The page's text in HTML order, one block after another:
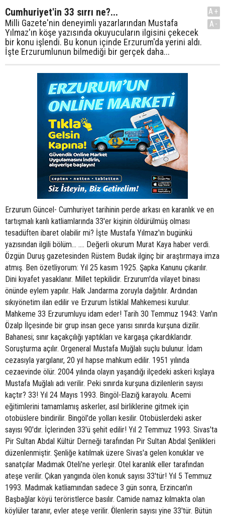
Cumhuriyet'in 33 sırrı ne?...
Milli Gazete'nin deneyimli yazarlarından Mustafa
Yılmaz'ın köşe yazısında okuyucuların ilgisini çekecek
bir konu işlendi. Bu konun içinde Erzurum'da yerini aldı.
İşte Erzurumlunun bilmediği bir gerçek daha...
A+
A-
Erzurum Güncel- Cumhuriyet tarihinin perde arkası en karanlık ve en
tartışmalı kanlı katliamlarında 33'er kişinin öldürülmüş olması
tesadüften ibaret olabilir mi? İşte Mustafa Yılmaz'ın bugünkü
yazısından ilgili bölüm... .... Değerli okurum Murat Kaya haber verdi.
Özgün Duruş gazetesinden Rüstem Budak ilginç bir araştırmaya imza
atmış. Ben özetliyorum: Yıl 25 kasım 1925. Şapka Kanunu çıkarılır.
Dini kıyafet yasaklanır. Millet tepkilidir. Erzurum'da vilayet binası
önünde eylem yapılır. Halk Jandarma zoruyla dağıtılır. Ardından
sıkıyönetim ilan edilir ve Erzurum İstiklal Mahkemesi kurulur.
Mahkeme 33 Erzurumluyu idam eder! Tarih 30 Temmuz 1943: Van'ın
Özalp İlçesinde bir grup insan gece yarısı sınırda kurşuna dizilir.
Bahanesi; sınır kaçakçılığı yaptıkları ve kargaşa çıkardıklarıdır.
Soruşturma açılır. Orgeneral Mustafa Muğlalı suçlu bulunur. İdam
cezasıyla yargılanır, 20 yıl hapse mahkum edilir. 1951 yılında
cezaevinde ölür. 2004 yılında olayın yaşandığı ilçedeki askeri kışlaya
Mustafa Muğlalı adı verilir. Peki sınırda kurşuna dizilenlerin sayısı
kaçtır? 33! Yıl 24 Mayıs 1993. Bingöl-Elazığ karayolu. Acemi
eğitimlerini tamamlamış askerler, asıl birliklerine gitmek için
otobüslere bindirilir. Bingöl'de yolları kesilir. Otobüslerdeki asker
sayısı 90'dır. İçlerinden 33'ü şehit edilir! Yıl 2 Temmuz 1993. Sivas'ta
Pir Sultan Abdal Kültür Derneği tarafından Pir Sultan Abdal Şenlikleri
düzenlenmiştir. Şenliğe katılmak üzere Sivas'a gelen konuklar ve
sanatçılar Madımak Oteli'ne yerleşir. Otel karanlık eller tarafından
ateşe verilir. Çıkan yangında ölen konuk sayısı 33'tür! Yıl 5 Temmuz
1993. Madımak katliamından sadece 3 gün sonra, Erzincan'ın
Başbağlar köyü teröristlerce basılır. Camide namaz kılmakta olan
köylüler taranır, evler ateşe verilir. Ölenlerin sayısı yine 33'tür. Bütün